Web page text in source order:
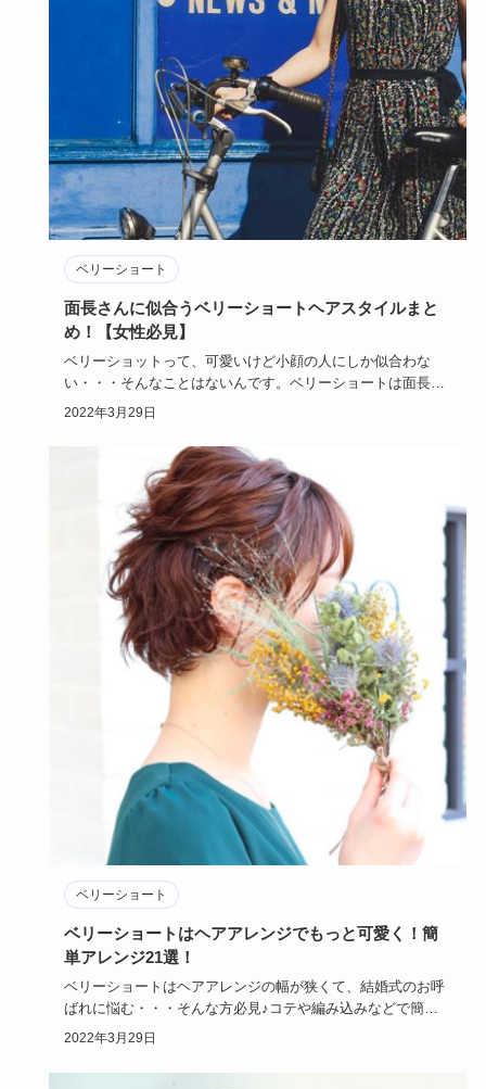
ベリーショート
面長さんに似合うベリーショートヘアスタイルまと
め！【女性必見】
ベリーショットって、可愛いけど小顔の人にしか似合わな
い・・・そんなことはないんです。ベリーショートは面長さ
んにこそおすすめ…
2022年3月29日
ベリーショート
ベリーショートはヘアアレンジでもっと可愛く！簡
単アレンジ21選！
ベリーショートはヘアアレンジの幅が狭くて、結婚式のお呼
ばれに悩む・・・そんな方必見♪コテや編み込みなどで簡単
可愛いベリーシ…
2022年3月29日